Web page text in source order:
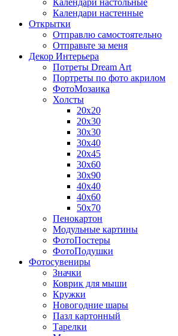
Календари настольные
Календари настенные
Открытки
Отправлю самостоятельно
Отправьте за меня
Декор Интерьера
Потреты Dream Art
Портреты по фото акрилом
ФотоМозаика
Холсты
20х20
20х30
30х30
30х40
20х45
30х60
30х90
40х40
40х60
50х70
Пенокартон
Модульные картины
ФотоПостеры
ФотоПодушки
Фотоcувениры
Значки
Коврик для мыши
Кружки
Новогодние шары
Пазл картонный
Тарелки